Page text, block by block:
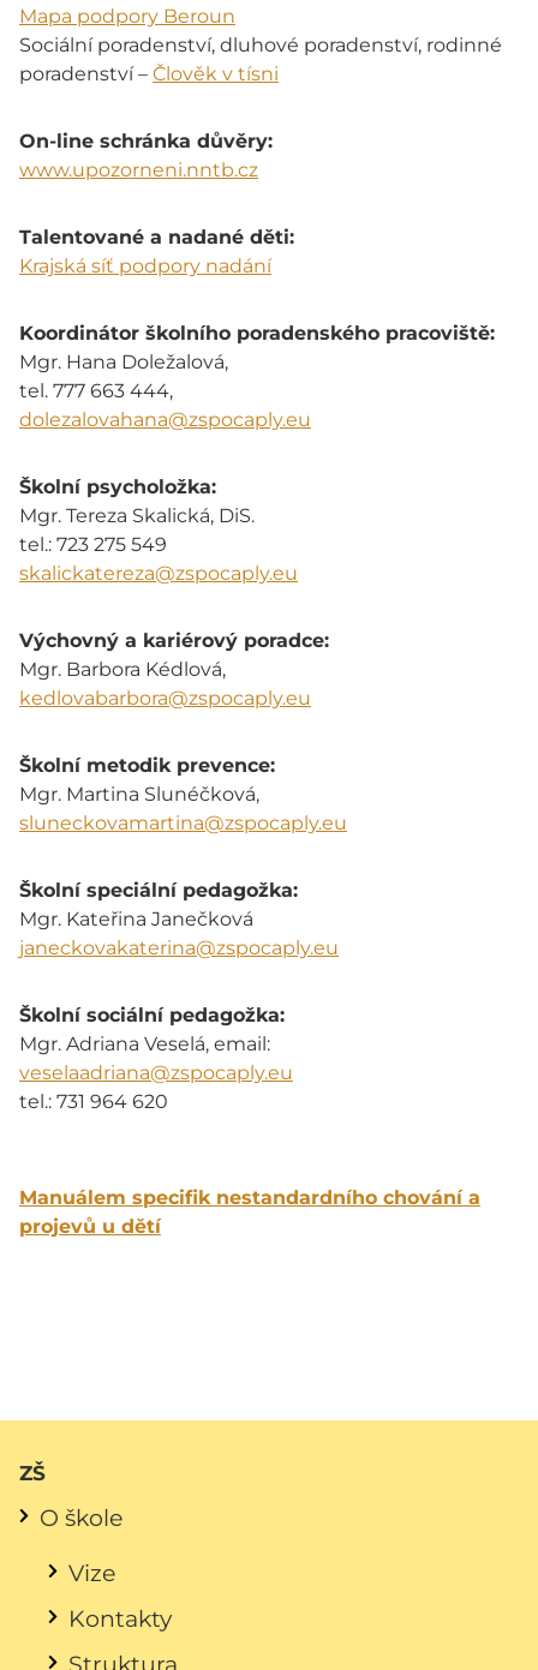
Mapa podpory Beroun
Sociální poradenství, dluhové poradenství, rodinné
poradenství – Člověk v tísni
On-line schránka důvěry:
www.upozorneni.nntb.cz
Talentované a nadané děti:
Krajská síť podpory nadání
Koordinátor školního poradenského pracoviště:
Mgr. Hana Doležalová,
tel. 777 663 444,
dolezalovahana@zspocaply.eu
Školní psycholožka:
Mgr. Tereza Skalická, DiS.
tel.: 723 275 549
skalickatereza@zspocaply.eu
Výchovný a kariérový poradce:
Mgr. Barbora Kédlová,
kedlovabarbora@zspocaply.eu
Školní metodik prevence:
Mgr. Martina Slunéčková,
sluneckovamartina@zspocaply.eu
Školní speciální pedagožka:
Mgr. Kateřina Janečková
janeckovakaterina@zspocaply.eu
Školní sociální pedagožka:
Mgr. Adriana Veselá, email:
veselaadriana@zspocaply.eu
tel.: 731 964 620
Manuálem specifik nestandardního chování a
projevů u dětí
ZŠ
O škole
Vize
Kontakty
Struktura